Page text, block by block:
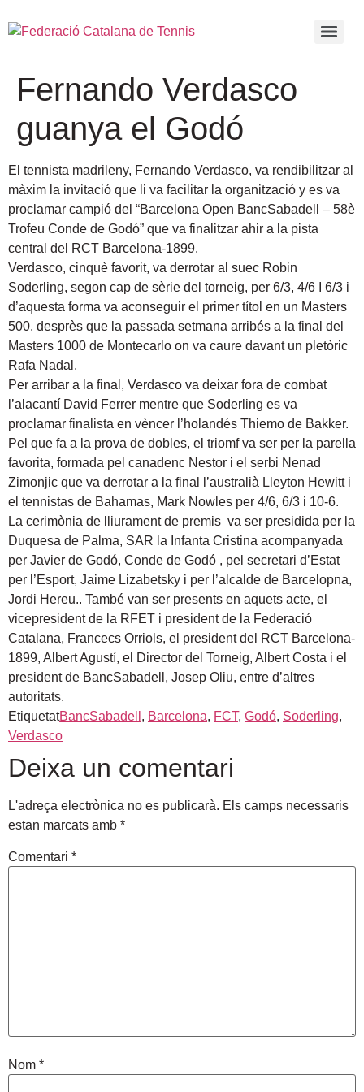
Fernando Verdasco
guanya el Godó
El tennista madrileny, Fernando Verdasco, va rendibilitzar al
màxim la invitació que li va facilitar la organització y es va
proclamar campió del “Barcelona Open BancSabadell – 58è
Trofeu Conde de Godó” que va finalitzar ahir a la pista
central del RCT Barcelona-1899.
Verdasco, cinquè favorit, va derrotar al suec Robin
Soderling, segon cap de sèrie del torneig, per 6/3, 4/6 I 6/3 i
d’aquesta forma va aconseguir el primer títol en un Masters
500, desprès que la passada setmana arribés a la final del
Masters 1000 de Montecarlo on va caure davant un pletòric
Rafa Nadal.
Per arribar a la final, Verdasco va deixar fora de combat
l’alacantí David Ferrer mentre que Soderling es va
proclamar finalista en vèncer l’holandés Thiemo de Bakker.
Pel que fa a la prova de dobles, el triomf va ser per la parella
favorita, formada pel canadenc Nestor i el serbi Nenad
Zimonjic que va derrotar a la final l’australià Lleyton Hewitt i
el tennistas de Bahamas, Mark Nowles per 4/6, 6/3 i 10-6.
La cerimònia de lliurament de premis va ser presidida per la
Duquesa de Palma, SAR la Infanta Cristina acompanyada
per Javier de Godó, Conde de Godó , pel secretari d’Estat
per l’Esport, Jaime Lizabetsky i per l’alcalde de Barcelopna,
Jordi Hereu.. També van ser presents en aquets acte, el
vicepresident de la RFET i president de la Federació
Catalana, Francecs Orriols, el president del RCT Barcelona-
1899, Albert Agustí, el Director del Torneig, Albert Costa i el
president de BancSabadell, Josep Oliu, entre d’altres
autoritats.
EtiquetatBancSabadell , Barcelona, FCT, Godó, Soderling,
Verdasco
Deixa un comentari
L'adreça electrònica no es publicarà. Els camps necessaris
estan marcats amb *
Comentari *
Nom *